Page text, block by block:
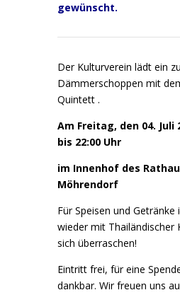
gewünscht.
Der Kulturverein lädt ein
Dämmerschoppen mit
Quintett .
Am Freitag, den 04. Juli
bis 22:00 Uhr
im Innenhof des
Möhrendorf
Für Speisen und Getränke
wieder mit Thailändischer
sich überraschen!
Eintritt frei, für eine
dankbar. Wir freuen uns